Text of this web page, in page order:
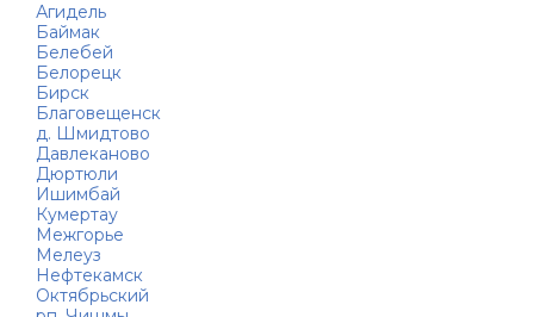
Агидель
Баймак
Белебей
Белорецк
Бирск
Благовещенск
д. Шмидтово
Давлеканово
Дюртюли
Ишимбай
Кумертау
Межгорье
Мелеуз
Нефтекамск
Октябрьский